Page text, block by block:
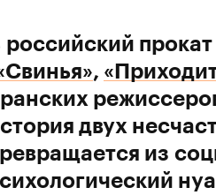
российский
,
двух
из